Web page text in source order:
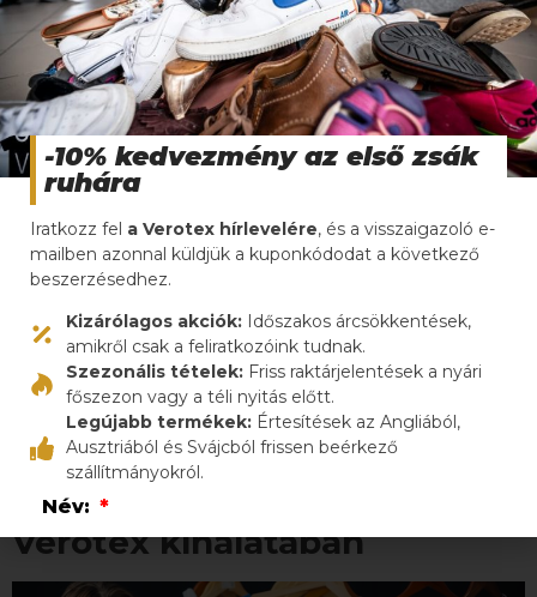
A használt márkás ruha mint tudatos üzleti döntés A
vásárlók egyre nagyobb része keresi az ismert
márkákat a használtruha üzletekben is. Nem
anyagminőség, a fazon és a márkanév mögött álló
megbízhatóság. A használt márkás ruha ezért ma
már nem kiegészítő termék, hanem sok boltban a
kínálat egyik legerősebb pillére. […]
Használt márkás ruha
minőség és eredetiség a
Verotex kínálatában
-10% kedvezmény az első zsák
ruhára
Iratkozz fel a Verotex hírlevelére, és a visszaigazoló e-
mailben azonnal küldjük a kuponkódodat a következő
beszerzésedhez.
Kizárólagos akciók: Időszakos árcsökkentések,
amikről csak a feliratkozóink tudnak.
Szezonális tételek: Friss raktárjelentések a nyári
főszezon vagy a téli nyitás előtt.
Legújabb termékek: Értesítések az Angliából,
Ausztriából és Svájcból frissen beérkező
szállítmányokról.
Név:
Email: